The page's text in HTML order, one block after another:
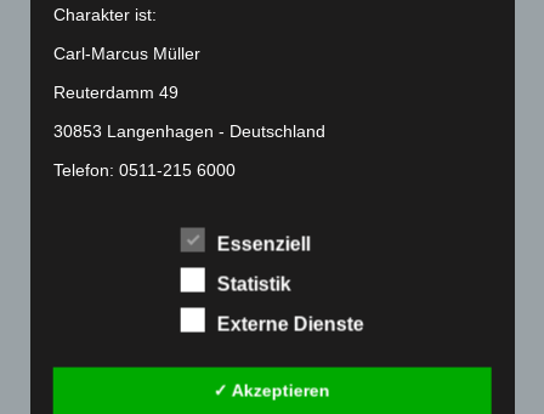
Januar 2022 (190)
Dezember 2021(204)
November 2021(215)
Oktober 2021(171)
September 2021(180)
Charakter ist:
Carl-Marcus Müller
Reuterdamm 49
30853 Langenhagen - Deutschland
Telefon: 0511-215 6000
einem Computersystem abgelegt und gespeichert
Essenziell
Statistik
Externe Dienste
✓ Akzeptieren